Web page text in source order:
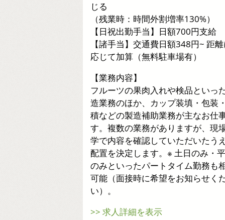
じる
（残業時：時間外割増率130%）
【日祝出勤手当】日額700円支給
【諸手当】交通費日額348円~ 距
応じて加算（無料駐車場有）
【業務内容】
フルーツの果肉入れや検品といっ
造業務のほか、カップ装填・包装
積などの製造補助業務が主なお仕
す。複数の業務がありますが、現
学で内容を確認していただいたう
配置を決定します。※ 土日のみ・
のみといったパートタイム勤務も
可能（面接時に希望をお知らせく
い）。
>> 求人詳細を表示